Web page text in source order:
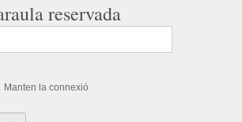
reservada
Manten la connexió